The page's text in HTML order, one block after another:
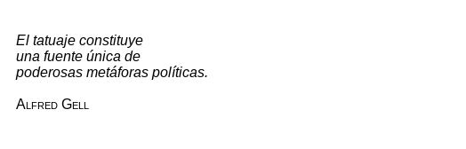
El tatuaje constituye
una fuente única de
poderosas metáforas políticas.
Alfred Gell